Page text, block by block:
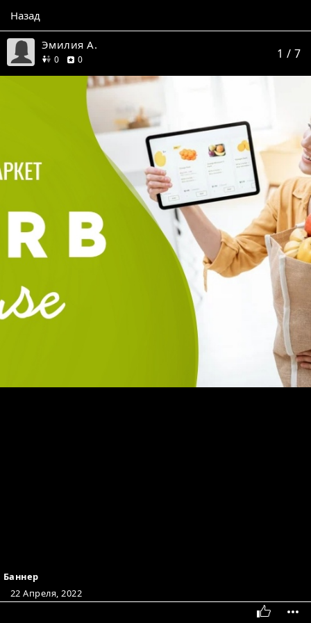
Назад
Эмилия А.
0друзей
0отзывов 1 / 7
Баннер
22 Апреля, 2022